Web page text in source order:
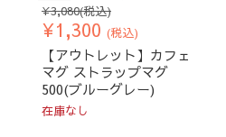
元
の
価
格
¥3,080(税込)
現
在
の
価
格
¥1,300 (税込)
【アウトレット】カフェ
マグ ストラップマグ
500(ブルーグレー)
在庫なし